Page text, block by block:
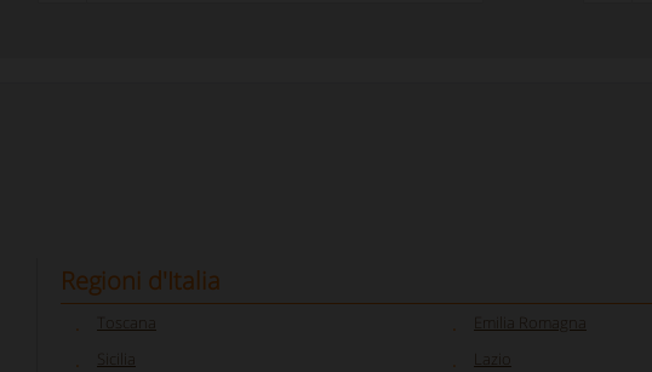
Regioni d'Italia
Toscana
Sicilia
Emilia Romagna
Lazio